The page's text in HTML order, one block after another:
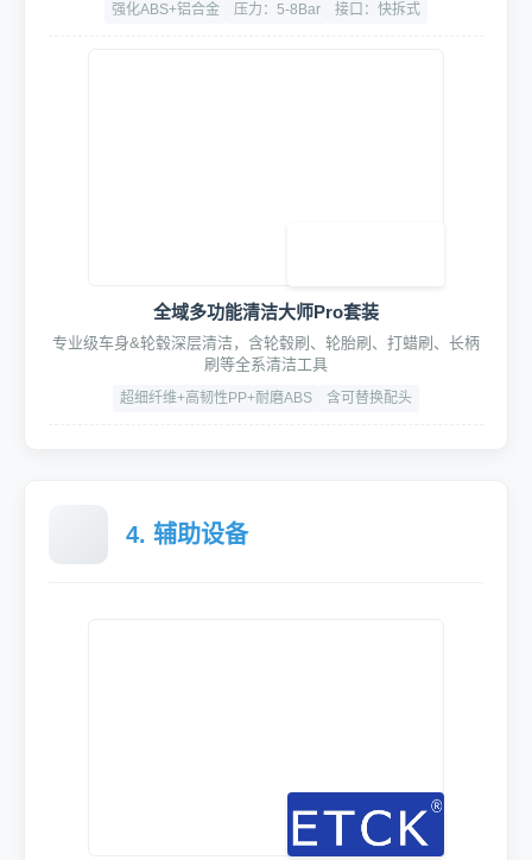
强化ABS+铝合金 压力：5-8Bar 接口：快拆式
全域多功能清洁大师Pro套装
专业级车身&轮毂深层清洁，含轮毂刷、轮胎刷、打蜡刷、长柄
刷等全系清洁工具
超细纤维+高韧性PP+耐磨ABS 含可替换配头
4. 辅助设备